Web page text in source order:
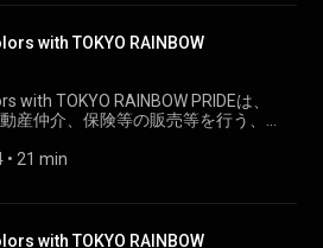
with TOKYO RAINBOW
with TOKYO RAINBOW PRIDEは、
動産仲介、保険等の販売等を行う、
• 21 min
with TOKYO RAINBOW